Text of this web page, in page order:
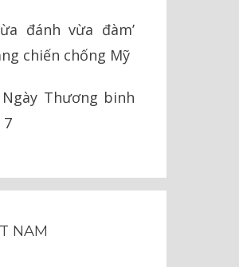
đánh vừa đàm’
chiến chống Mỹ
Thương binh
7
NAM